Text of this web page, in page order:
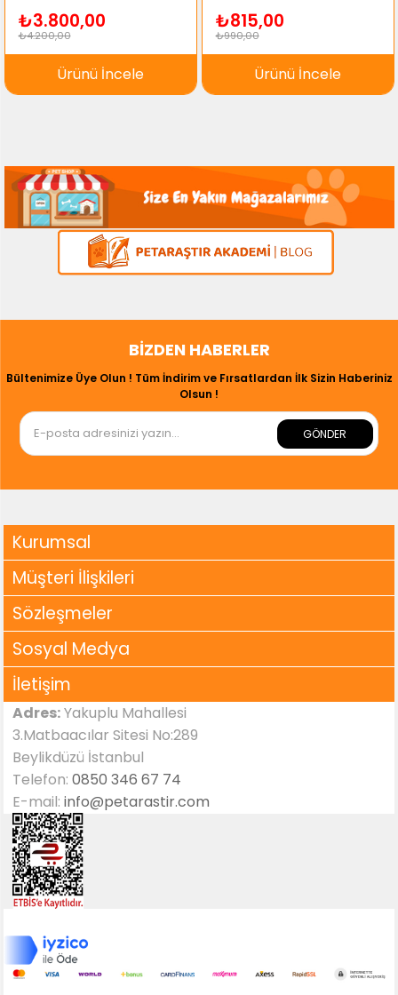
₺3.800,00
₺4.200,00
Ürünü İncele
₺815,00
₺990,00
Ürünü İncele
BIZDEN HABERLER
Bültenimize Üye Olun ! Tüm İndirim ve Fırsatlardan İlk Sizin Haberiniz
Olsun !
GÖNDER
Kurumsal
Müşteri İlişkileri
Sözleşmeler
Sosyal Medya
İletişim
Adres:Yakuplu Mahallesi
3.Matbaacılar Sitesi No:289
Beylikdüzü İstanbul
Telefon:0850 346 67 74
E-mail:info@petarastir.com